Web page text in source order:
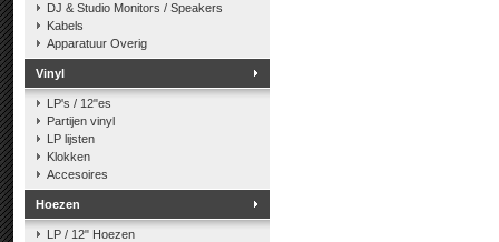
DJ & Studio Monitors / Speakers
Kabels
Apparatuur Overig
Vinyl
LP's / 12"es
Partijen vinyl
LP lijsten
Klokken
Accesoires
Hoezen
LP / 12" Hoezen